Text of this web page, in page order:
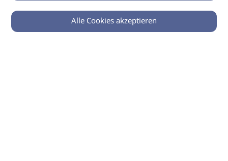
0
Alle Cookies akzeptieren